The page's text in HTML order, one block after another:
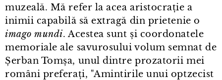
muzeală. Mă refer la acea aristocrație a
inimii capabilă să extragă din prietenie o
imago mundi. Acestea sunt și coordonatele
memoriale ale savurosului volum semnat de
Șerban Tomșa, unul dintre prozatorii mei
români preferați, "Amintirile unui optzecist